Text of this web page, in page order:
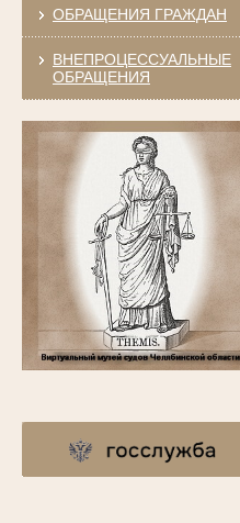
ОБРАЩЕНИЯ ГРАЖДАН
ВНЕПРОЦЕССУАЛЬНЫЕ
ОБРАЩЕНИЯ